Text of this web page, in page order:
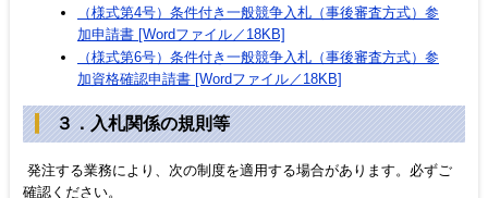
（様式第4号）条件付き一般競争入札（事後審査方式）参
加申請書 [Wordファイル／18KB]
（様式第6号）条件付き一般競争入札（事後審査方式）参
加資格確認申請書 [Wordファイル／18KB]
３．入札関係の規則等
発注する業務により、次の制度を適用する場合があります。必ずご
確認ください。